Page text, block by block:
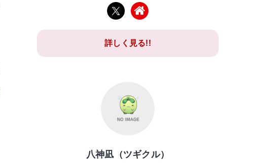
詳しく見る!!
八神凪（ツギクル）